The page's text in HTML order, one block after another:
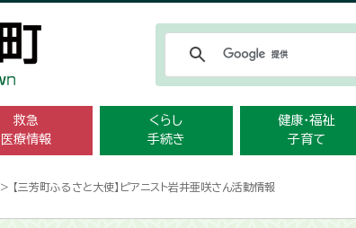
救急
医療情報
くらし
手続き
健康・福祉
子育て
> 【三芳町ふるさと大使】ピアニスト岩井亜咲さん活動情報